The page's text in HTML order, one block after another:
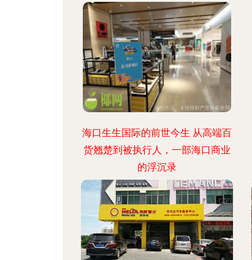
海口生生国际的前世今生 从高端百
货翘楚到被执行人，一部海口商业
的浮沉录